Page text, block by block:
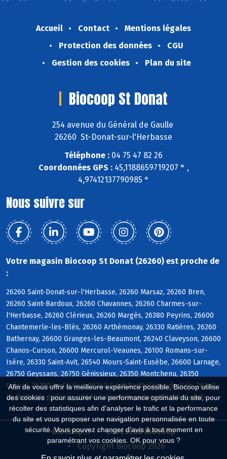
Afin de vous offrir la meilleure expérience possible, Biocoop utilise
des cookies : pour assurer une performance optimale du site, pour
récolter des statistiques afin d'analyser le trafic et la performance
du site et vous proposer une navigation personnalisée en toute
sécurité. Vous pouvez changer d'avis à tout moment en
paramétrant vos cookies. OK pour vous ?
Accueil Contact
Mentions légales
Protection des données
CGU
Gestion des cookies
Plan du site
Biocoop St Donat
254 avenue du Général de Gaulle
26260 St-Donat-sur-l'Herbasse
Téléphone : 04 75 47 82 26
Coordonnées GPS :45,1188659719207 ° ,
4,97412137790985 °
Nous suivre sur
Votre magasin Biocoop St Donat (26260) est proche de
:
26260 Saint-Donat-sur-l'Herbasse, 26260 Marsaz, 26260 Bren,
26260 Saint-Bardoux, 26260 Chavannes, 26260 Charmes-sur-
l'Herbasse, 26260 Clérieux, 26260 Margès, 26380 Peyrins, 26600
Chantemerle-les-Blés, 26260 Arthémonay, 26330 Ratières, 26260
Bathernay, 26600 Granges-les-Beaumont, 26240 Claveyson, 26600
Chanos-Curson, 26600 Mercurol-Veaunes, 26100 Romans-sur-
Isère, 26330 Saint-Avit, 26540 Mours-Saint-Eusèbe, 26600 Larnage,
26750 Geyssans, 26750 Génissieux, 26350 Montchenu, 26350
Crépol, 26350 Le Chalon, 26240 Saint-Barthélemy-de-Vals, 26240
La Motte-de-Galaure, 26600 Crozes-Hermitage, 26240 Mureils
Biocoop.fr
Le réseau Biocoop
Copyright Biocoop 2026